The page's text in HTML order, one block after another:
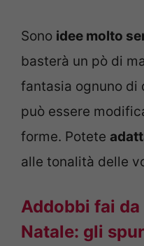
Sono idee molto
basterà un pò di
fantasia ognuno di
può essere
forme. Potete
alle tonalità delle
Addobbi fai da
Natale: gli